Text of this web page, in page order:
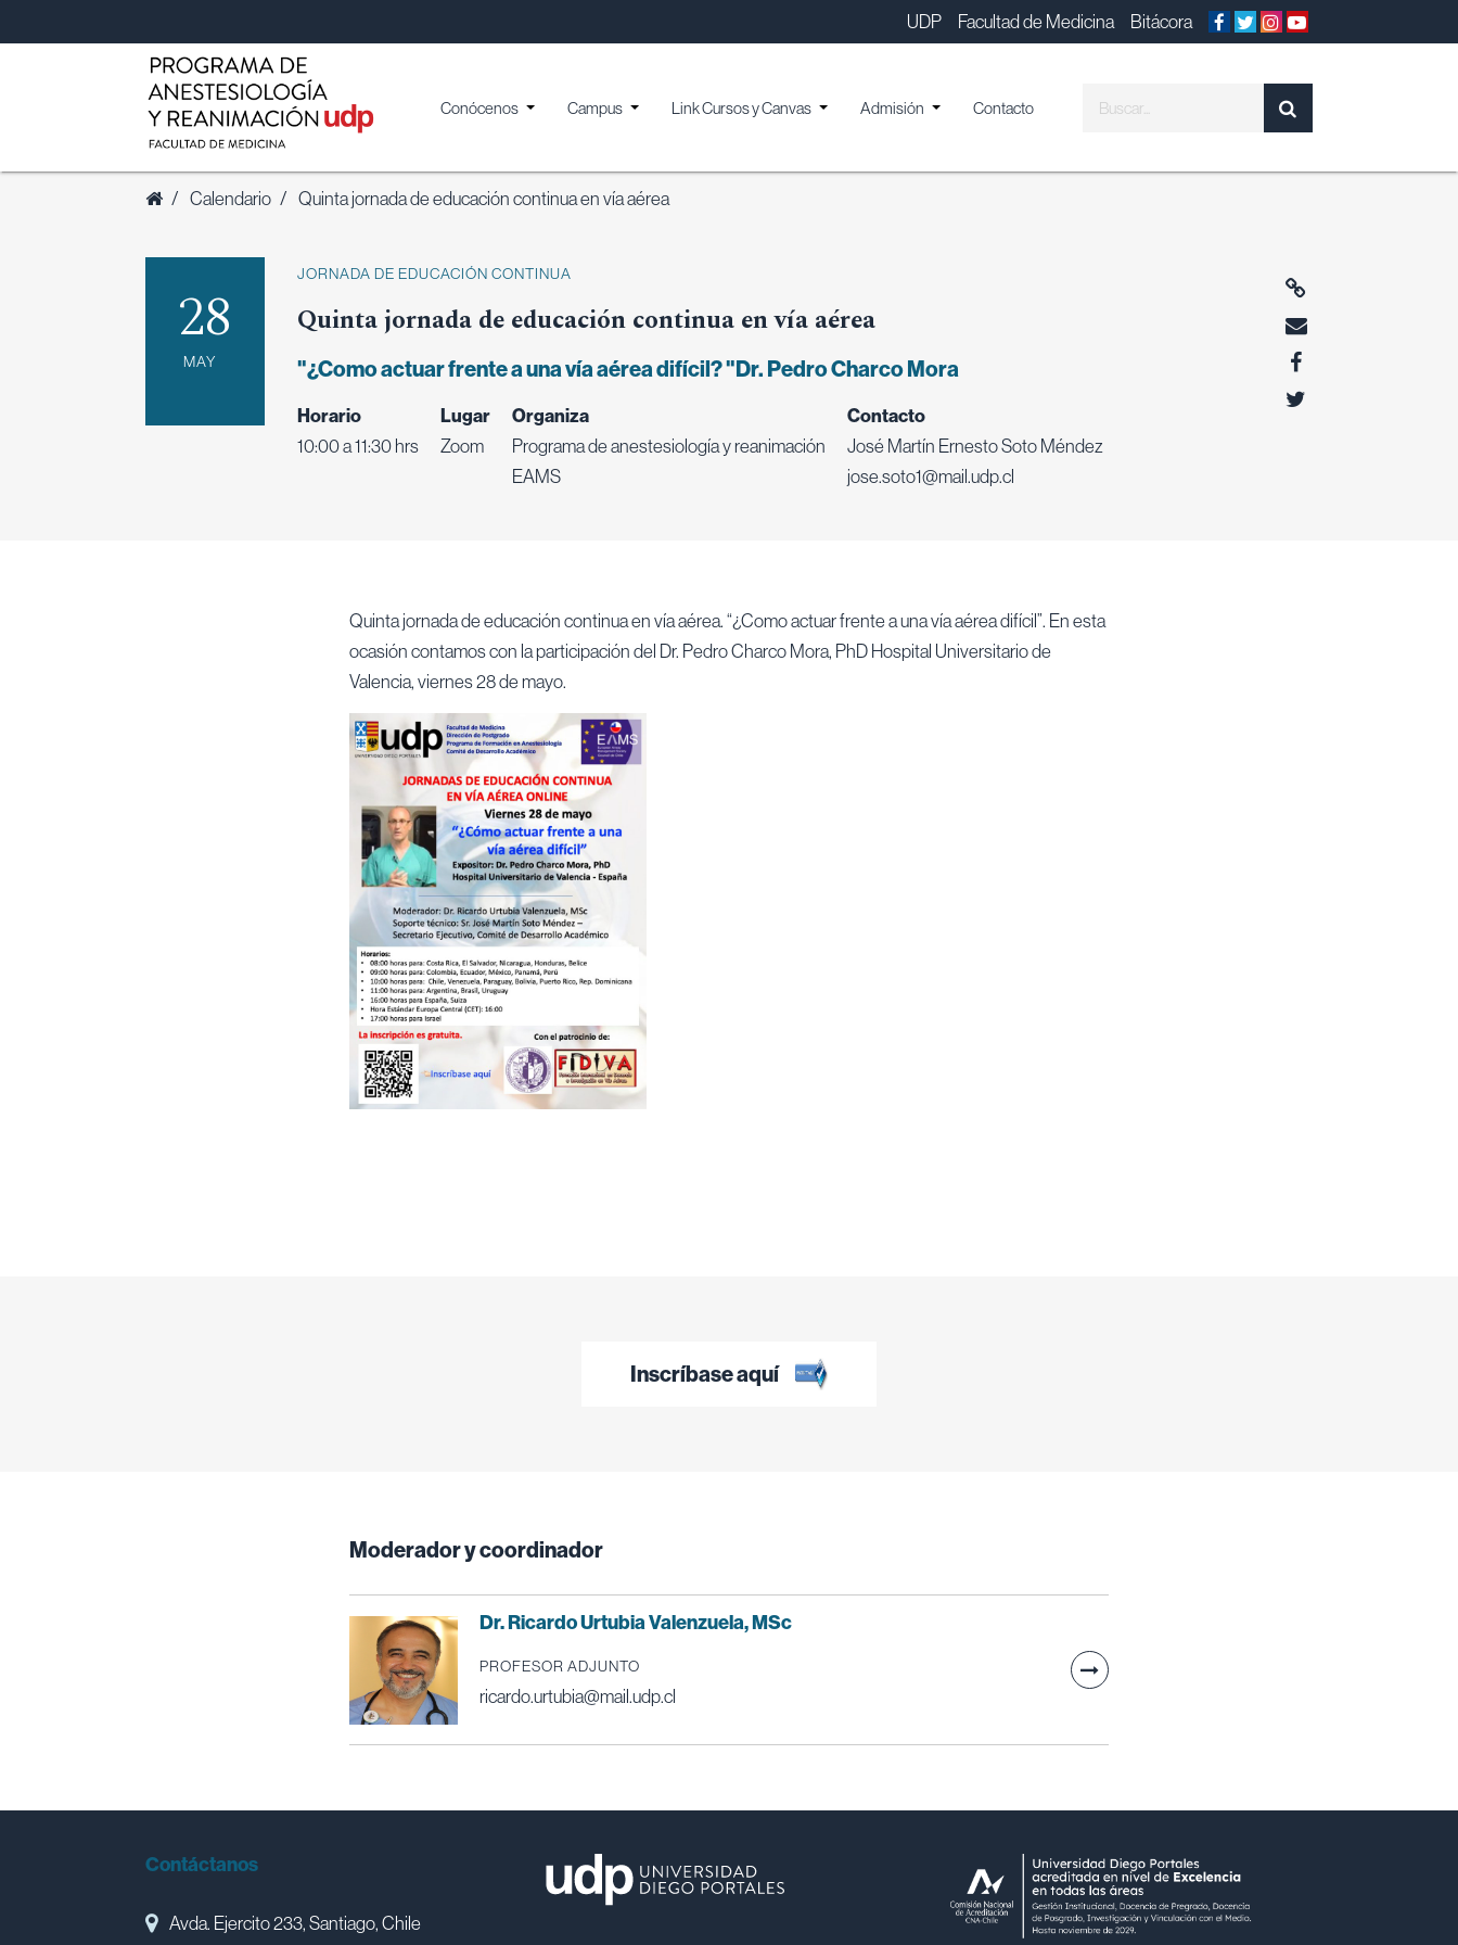
UDP Facultad de Medicina Bitácora
Conócenos Campus Link Cursos y Canvas Admisión Contacto
/ Calendario / Quinta jornada de educación continua en vía aérea
28
MAY
JORNADA DE EDUCACIÓN CONTINUA
Quinta jornada de educación continua en vía aérea
"¿Como actuar frente a una vía aérea difícil? "Dr. Pedro Charco Mora
Horario
10:00 a 11:30 hrs
Lugar
Zoom
Organiza
Programa de anestesiología y reanimación
EAMS
Contacto
José Martín Ernesto Soto Méndez
jose.soto1@mail.udp.cl
Quinta jornada de educación continua en vía aérea. “¿Como actuar frente a una vía aérea difícil”. En esta
ocasión contamos con la participación del Dr. Pedro Charco Mora, PhD Hospital Universitario de
Valencia, viernes 28 de mayo.
Inscríbase aquí
Moderador y coordinador
Dr. Ricardo Urtubia Valenzuela, MSc
PROFESOR ADJUNTO
ricardo.urtubia@mail.udp.cl
Contáctanos
Avda. Ejercito 233, Santiago, Chile